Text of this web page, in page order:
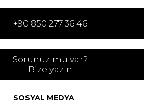
+90 850 277 36 46
Sorunuz mu var?
Bize yazın
SOSYAL MEDYA